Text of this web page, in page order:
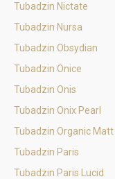
Tubadzin Nictate
Tubadzin Nursa
Tubadzin Obsydian
Tubadzin Onice
Tubadzin Onis
Tubadzin Onix Pearl
Tubadzin Organic Matt
Tubadzin Paris
Tubadzin Paris Lucid